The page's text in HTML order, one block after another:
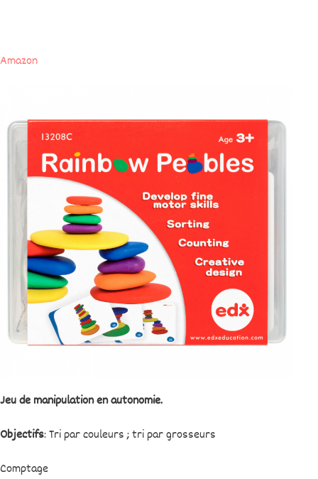
Amazon
Jeu de manipulation en autonomie.
Objectifs: Tri par couleurs ; tri par grosseurs
Comptage